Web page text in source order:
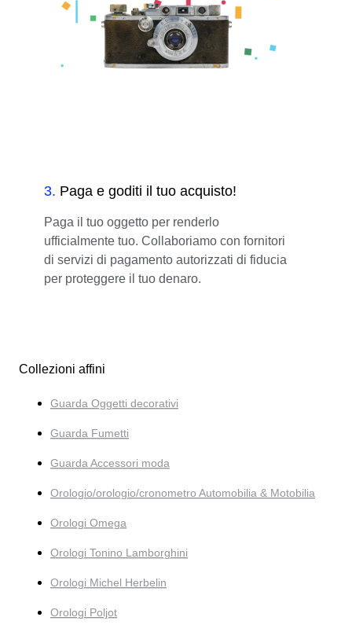
3. Paga e goditi il tuo acquisto!
Paga il tuo oggetto per renderlo
ufficialmente tuo. Collaboriamo con fornitori
di servizi di pagamento autorizzati di fiducia
per proteggere il tuo denaro.
Collezioni affini
Guarda Oggetti decorativi
Guarda Fumetti
Guarda Accessori moda
Orologio/orologio/cronometro Automobilia & Motobilia
Orologi Omega
Orologi Tonino Lamborghini
Orologi Michel Herbelin
Orologi Poljot